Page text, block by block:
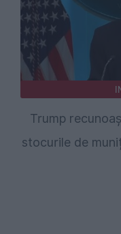
Trump
stocurile de